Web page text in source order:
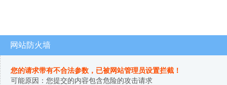
网站防火墙
您的请求带有不合法参数，已被网站管理员设置拦截！
可能原因：您提交的内容包含危险的攻击请求